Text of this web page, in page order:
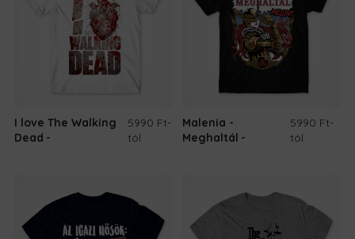
I love The Walking
Dead
5990 Ft-
tól
Malenia -
Meghaltál
5990 Ft-
tól